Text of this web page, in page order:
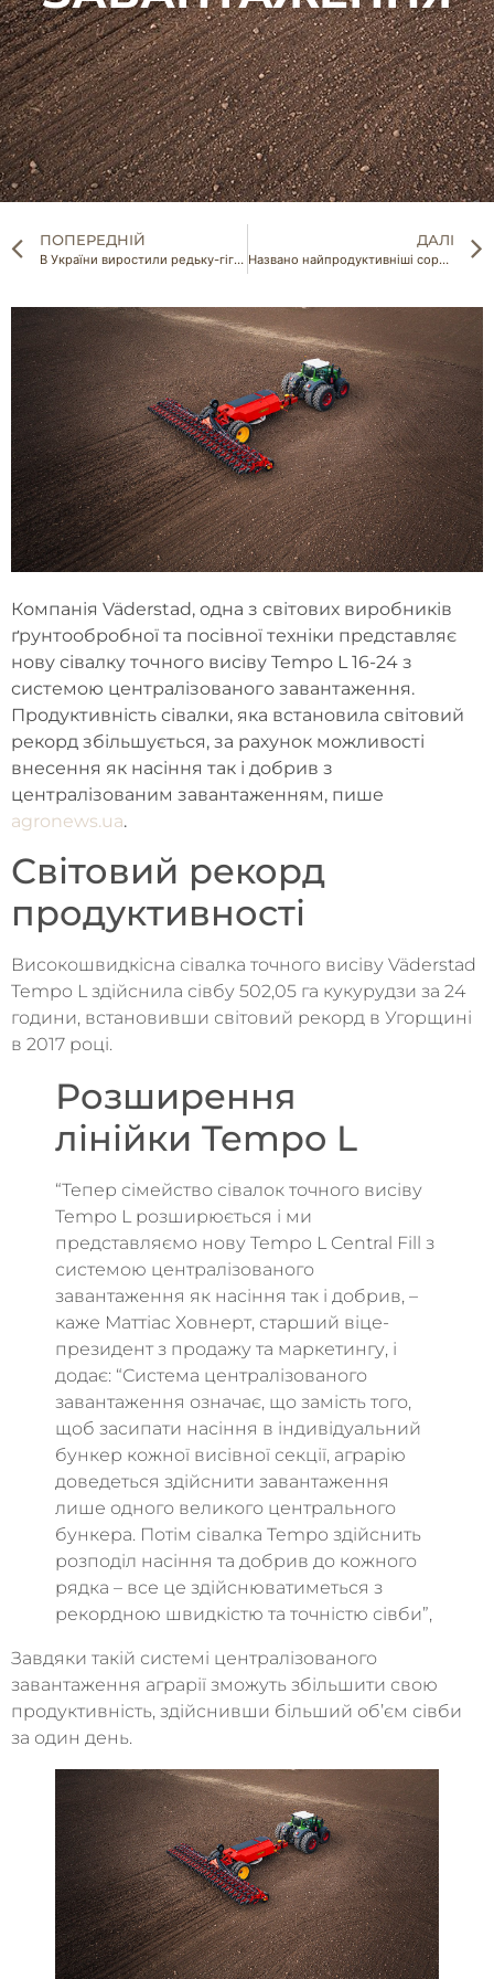
ПОПЕРЕДНІЙ
В України виростили редьку-гіганта
ДАЛІ
Названо найпродуктивніші сорти картоплі України
Компанія Väderstad, одна з світових виробників
ґрунтообробної та посівної техніки представляє
нову сівалку точного висіву Tempo L 16-24 з
системою централізованого завантаження.
Продуктивність сівалки, яка встановила світовий
рекорд збільшується, за рахунок можливості
внесення як насіння так і добрив з
централізованим завантаженням, пише
agronews.ua.
Світовий рекорд
продуктивності
Високошвидкісна сівалка точного висіву Väderstad
Tempo L здійснила сівбу 502,05 га кукурудзи за 24
години, встановивши світовий рекорд в Угорщині
в 2017 році.
Розширення
лінійки Tempo L
“Тепер сімейство сівалок точного висіву
Tempo L розширюється і ми
представляємо нову Tempo L Central Fill з
системою централізованого
завантаження як насіння так і добрив, –
каже Маттіас Ховнерт, старший віце-
президент з продажу та маркетингу, і
додає: “Система централізованого
завантаження означає, що замість того,
щоб засипати насіння в індивідуальний
бункер кожної висівної секції, аграрію
доведеться здійснити завантаження
лише одного великого центрального
бункера. Потім сівалка Tempo здійснить
розподіл насіння та добрив до кожного
рядка – все це здійснюватиметься з
рекордною швидкістю та точністю сівби”,
Завдяки такій системі централізованого
завантаження аграрії зможуть збільшити свою
продуктивність, здійснивши більший об’єм сівби
за один день.